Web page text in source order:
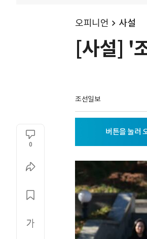
오피니언 사설
[사설] '
조선일보
0